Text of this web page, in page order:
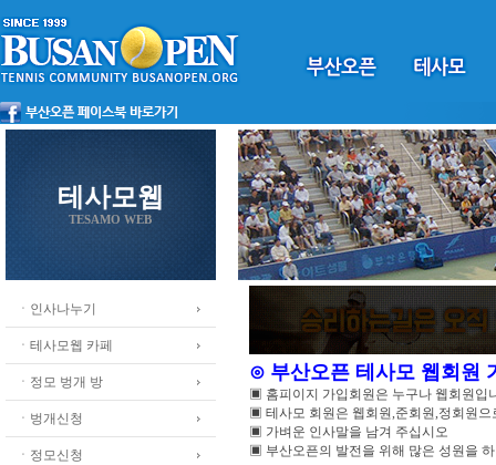
테사모웹
TESAMO WEB
ㆍ인사나누기
ㆍ테사모웹 카페
ㆍ정모 벙개 방
ㆍ벙개신청
ㆍ정모신청
⊙ 부산오픈 테사모 웹회원
▣ 홈피이지 가입회원은 누구나 웹회원입
▣ 테사모 회원은 웹회원,준회원,정회원으
▣ 가벼운 인사말을 남겨 주십시오
▣ 부산오픈의 발전을 위해 많은 성원을